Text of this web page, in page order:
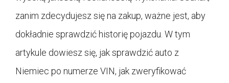
zanim zdecydujesz się na zakup, ważne jest, aby
dokładnie sprawdzić historię pojazdu. W tym
artykule dowiesz się, jak sprawdzić auto z
Niemiec po numerze VIN, jak zweryfikować